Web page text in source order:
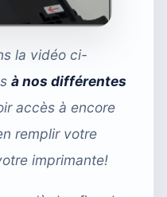
la vidéo ci-
à nos différentes
accès à encore
remplir votre
imprimante!